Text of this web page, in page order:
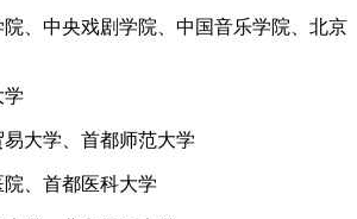
、中央戏剧学院、中国音乐学院、北京
学
大学、首都师范大学
、首都医科大学